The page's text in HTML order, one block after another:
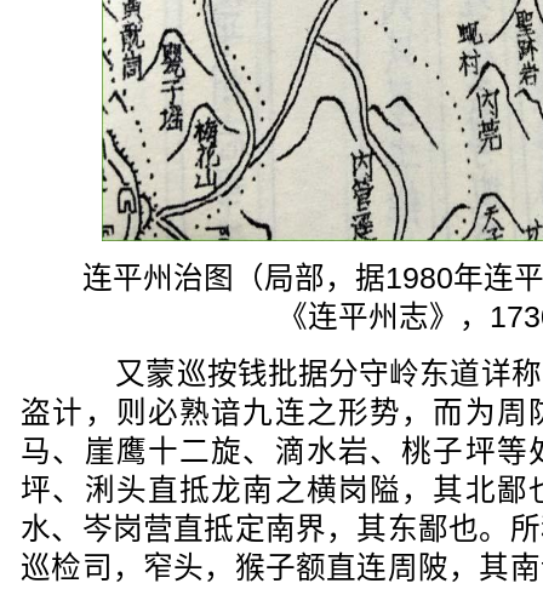
连平州治图（局部，据1980年连
《连平州志》，
又蒙巡按钱批据分守岭东道详称
盗计，则必熟谙九连之形势，而为周
马、崖鹰十二旋、滴水岩、桃子坪等
坪、浰头直抵龙南之横岗隘，其北鄙
水、岑岗营直抵定南界，其东鄙也。
巡检司，窄头，猴子额直连周陂，其